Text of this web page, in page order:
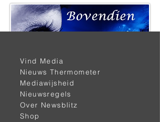
< vorige
Vind Media
Nieuws Thermometer
Mediawijsheid
Nieuwsregels
Over Newsblitz
Shop